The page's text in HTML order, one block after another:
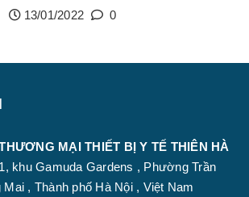
13/01/2022 0
MẠI THIẾT BỊ Y TẾ THIÊN HÀ
khu Gamuda Gardens , Phường Trần
Mai , Thành phố Hà Nội , Việt Nam